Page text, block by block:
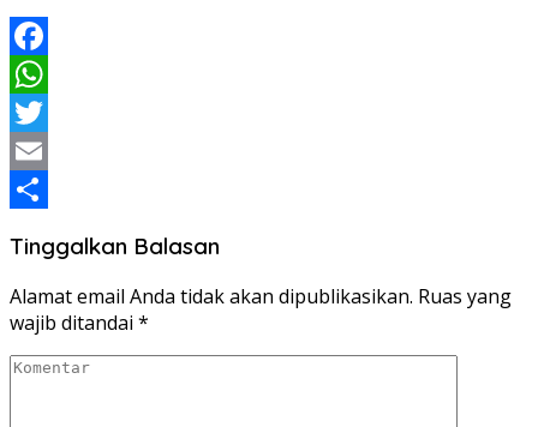
Facebook
WhatsApp
Twitter
Email
Tinggalkan Balasan
Alamat email Anda tidak akan dipublikasikan. Ruas yang
wajib ditandai *